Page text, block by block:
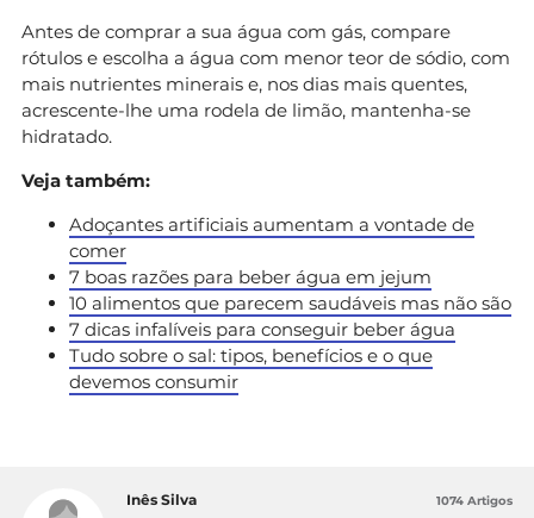
Antes de comprar a sua água com gás, compare
rótulos e escolha a água com menor teor de sódio, com
mais nutrientes minerais e, nos dias mais quentes,
acrescente-lhe uma rodela de limão, mantenha-se
hidratado.
Veja também:
Adoçantes artificiais aumentam a vontade de
comer
7 boas razões para beber água em jejum​
10 alimentos que parecem saudáveis mas não são​
7 dicas infalíveis para conseguir beber água
Tudo sobre o sal: tipos, benefícios e o que
devemos consumir
Inês Silva 1074 Artigos